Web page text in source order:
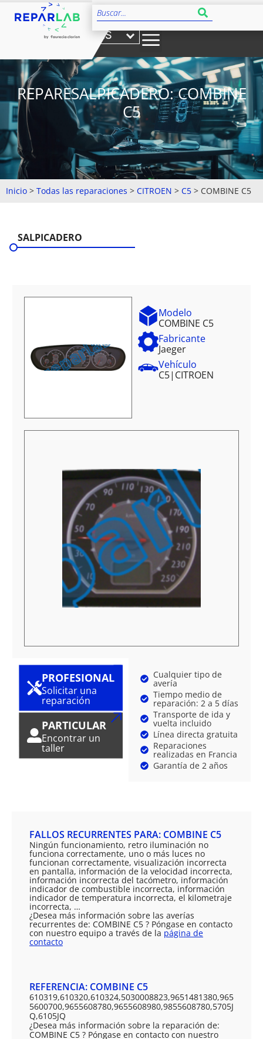
ES
REPARESALPICADERO: COMBINE
C5
Inicio > Todas las reparaciones > CITROEN > C5 > COMBINE C5
SALPICADERO
Modelo
COMBINE C5
Fabricante
Jaeger
Vehículo
C5| CITROEN
PROFESIONAL
Solicitar una
reparación
PARTICULAR
Encontrar un
taller
Cualquier tipo de
avería
Tiempo medio de
reparación: 2 a 5 días
Transporte de ida y
vuelta incluido
Línea directa gratuita
Reparaciones
realizadas en Francia
Garantía de 2 años
FALLOS RECURRENTES PARA: COMBINE C5
Ningún funcionamiento, retro iluminación no
funciona correctamente, uno o más luces no
funcionan correctamente, visualización incorrecta
en pantalla, información de la velocidad incorrecta,
información incorrecta del tacómetro, información
indicador de combustible incorrecta, información
indicador de temperatura incorrecta, el kilometraje
incorrecta, …
¿Desea más información sobre las averías
recurrentes de: COMBINE C5 ? Póngase en contacto
con nuestro equipo a través de la página de
contacto
REFERENCIA: COMBINE C5
610319,610320,610324,5030008823,9651481380,965
5600700,9655608780,9655608980,9855608780,5705J
Q,6105JQ
¿Desea más información sobre la reparación de:
COMBINE C5 ? Póngase en contacto con nuestro